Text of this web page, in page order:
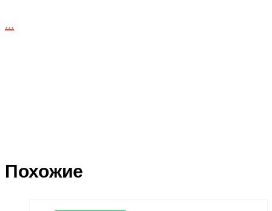
...
Похожие